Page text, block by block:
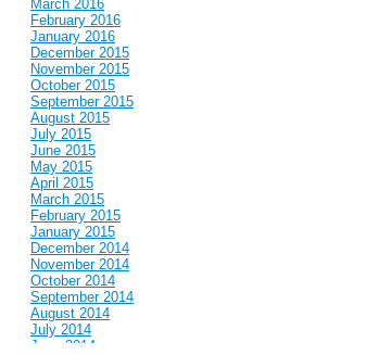
March 2016
February 2016
January 2016
December 2015
November 2015
October 2015
September 2015
August 2015
July 2015
June 2015
May 2015
April 2015
March 2015
February 2015
January 2015
December 2014
November 2014
October 2014
September 2014
August 2014
July 2014
June 2014